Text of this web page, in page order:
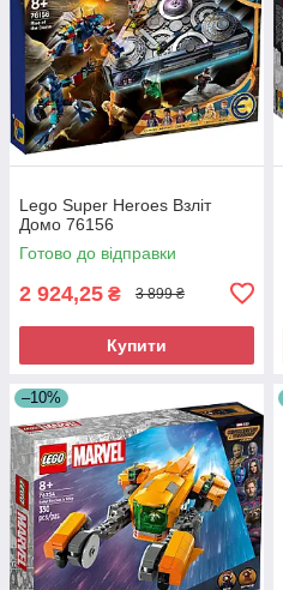
Lego Super Heroes Взліт
Домо 76156
Готово до відправки
2 924,25 ₴ 3 899 ₴
Купити
–10%